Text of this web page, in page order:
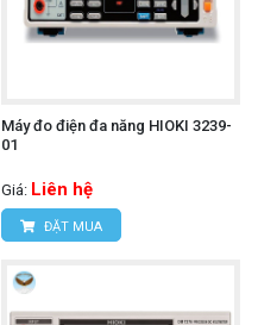
Máy đo điện đa năng HIOKI 3239-
01
Giá: Liên hệ
ĐẶT MUA